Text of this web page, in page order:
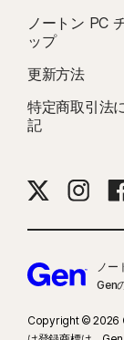
ノートン PC
ップ
更新方法
特定商取引法
記
ノー
Gen
Copyright © 2026